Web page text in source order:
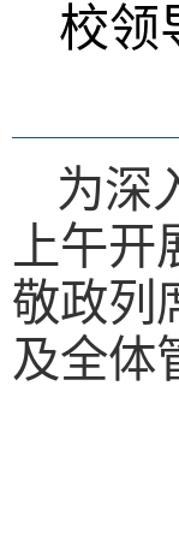
校领
为深
上午
敬政列
及全体